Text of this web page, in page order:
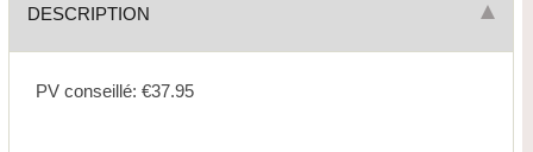
DESCRIPTION
PV conseillé: €37.95